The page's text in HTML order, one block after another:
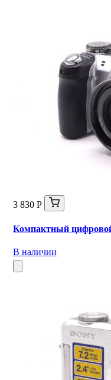
3 830 Р
Компактный
В наличии